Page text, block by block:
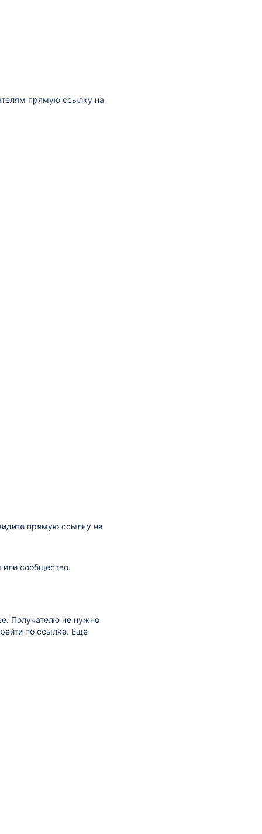
прямую ссылку на
прямую ссылку на
сообщество.
Получателю не нужно
по ссылке. Еще